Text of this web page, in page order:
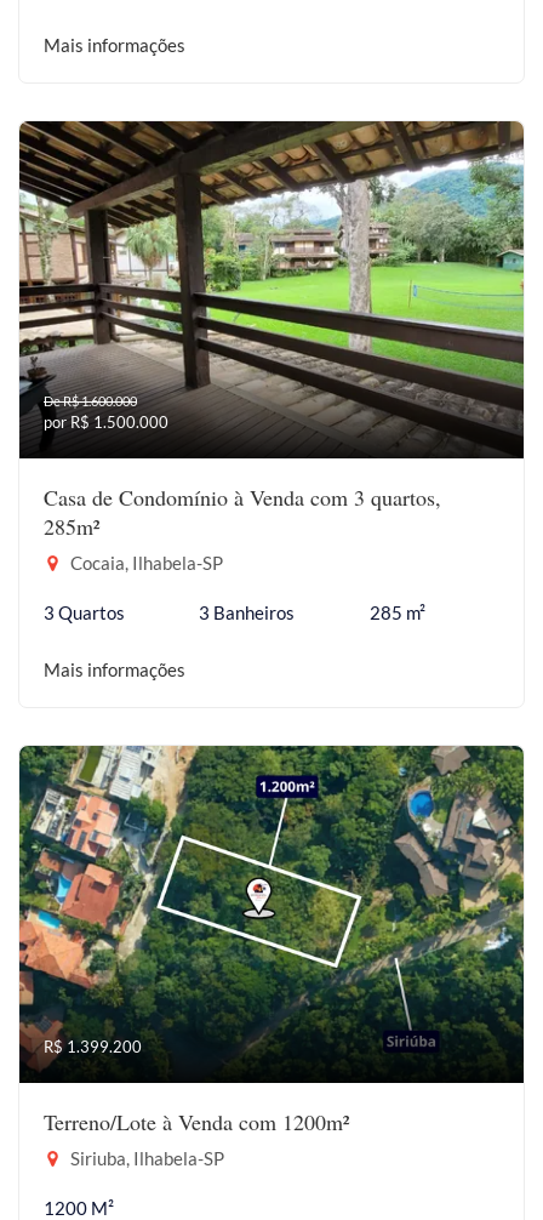
Mais informações
De R$ 1.600.000
por R$ 1.500.000
Casa de Condomínio à Venda com 3 quartos,
285m²
Cocaia, Ilhabela-SP
3 Quartos 3 Banheiros 285 m²
Mais informações
R$ 1.399.200
Terreno/Lote à Venda com 1200m²
Siriuba, Ilhabela-SP
1200 M²